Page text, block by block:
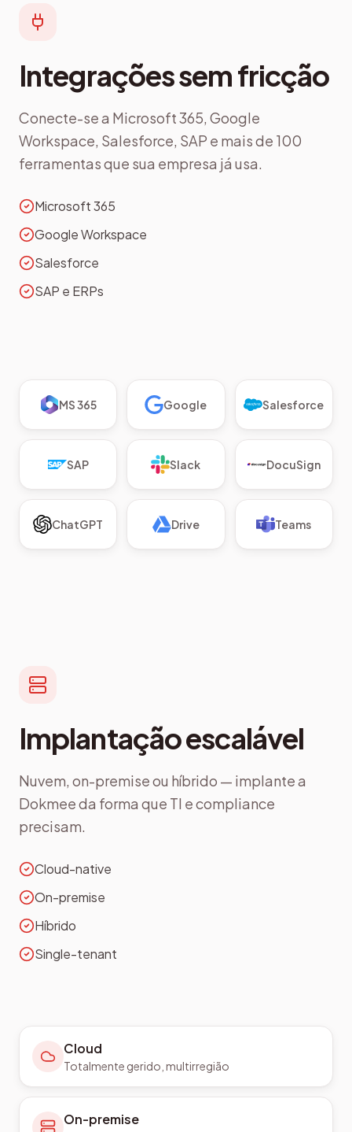
Integrações sem fricção
Conecte-se a Microsoft 365, Google
Workspace, Salesforce, SAP e mais de 100
ferramentas que sua empresa já usa.
Microsoft 365
Google Workspace
Salesforce
SAP e ERPs
MS 365 Google Salesforce
SAP Slack DocuSign
ChatGPT Drive Teams
Implantação escalável
Nuvem, on-premise ou híbrido — implante a
Dokmee da forma que TI e compliance
precisam.
Cloud-native
On-premise
Híbrido
Single-tenant
Cloud
Totalmente gerido, multirregião
On-premise